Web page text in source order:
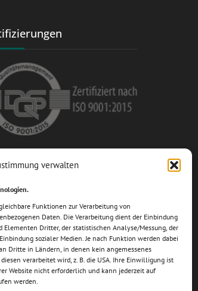
verwalten
Funktionen zur Verarbeitung von
Daten. Die Verarbeitung dient der Einbindung
Dritter, der statistischen Analyse/Messung, der
sozialer Medien. Je nach Funktion werden dabei
Dritte in Ländern, in denen kein angemessenes
verarbeitet wird, z. B. die USA. Ihre Einwilligung ist
Website nicht erforderlich und kann jederzeit auf
werden.
Mitglied im Fachverband des